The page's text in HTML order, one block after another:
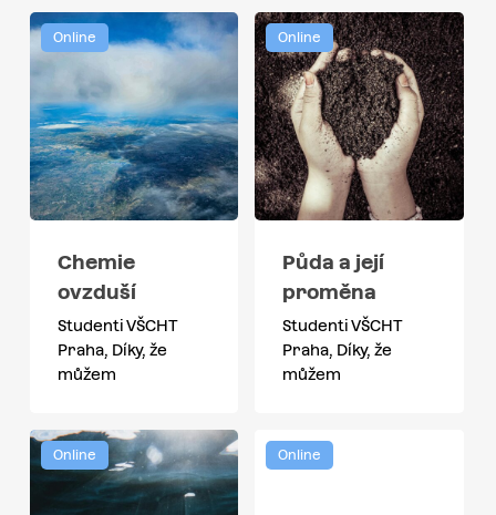
Online
Chemie
ovzduší
Studenti VŠCHT
Praha, Díky, že
můžem
Online
Půda a její
proměna
Studenti VŠCHT
Praha, Díky, že
můžem
Online Online